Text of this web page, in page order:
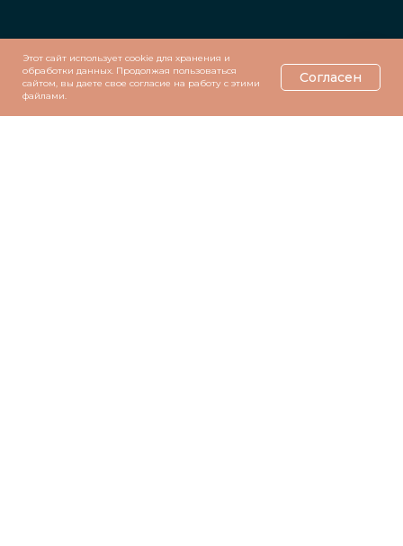
Этот сайт использует cookie для хранения и
обработки данных. Продолжая пользоваться
сайтом, вы даете свое согласие на работу с этими
файлами.
Согласен